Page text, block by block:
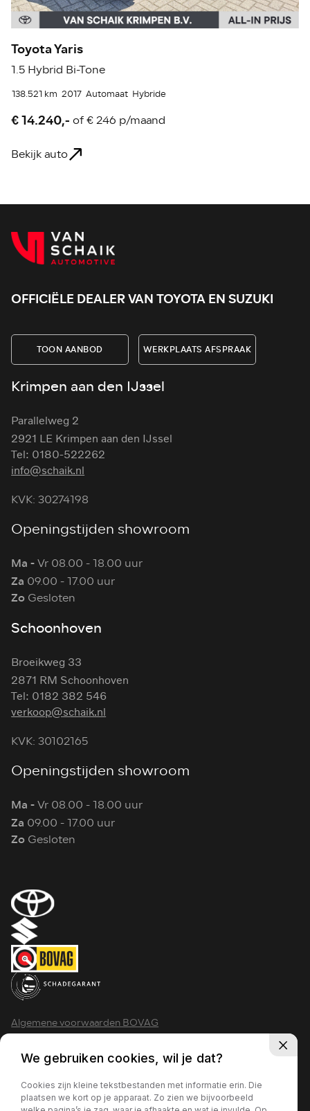
Toyota Yaris
1.5 Hybrid Bi-Tone
138.521 km 2017 Automaat Hybride
€ 14.240,- of€ 246 p/maand
Bekijk auto
OFFICIËLE DEALER VAN TOYOTA EN SUZUKI
TOON AANBOD WERKPLAATS AFSPRAAK
Krimpen aan den IJssel
Parallelweg 2
2921 LE Krimpen aan den IJssel
Tel: 0180-522262
info@schaik.nl
KVK: 30274198
Openingstijden showroom
Ma -Vr 08.00 - 18.00 uur
Za 09.00 - 17.00 uur
Zo Gesloten
Schoonhoven
Broeikweg 33
2871 RM Schoonhoven
Tel: 0182 382 546
verkoop@schaik.nl
KVK: 30102165
Openingstijden showroom
Ma -Vr 08.00 - 18.00 uur
Za 09.00 - 17.00 uur
Zo Gesloten
Algemene voorwaarden BOVAG
We gebruiken cookies, wil je dat?
Cookies zijn kleine tekstbestanden met informatie erin. Die
plaatsen we kort op je apparaat. Zo zien we bijvoorbeeld